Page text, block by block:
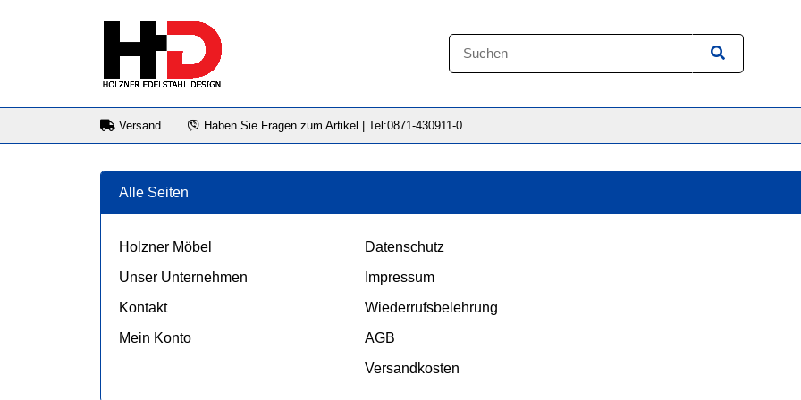
Versand Haben Sie Fragen zum Artikel | Tel:0871-430911-0
Alle Seiten
Holzner Möbel
Unser Unternehmen
Kontakt
Mein Konto
Datenschutz
Impressum
Wiederrufsbelehrung
AGB
Versandkosten